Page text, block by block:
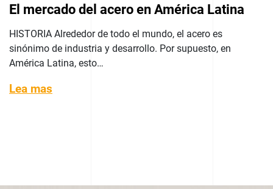
El mercado del acero en América Latina
HISTORIA Alrededor de todo el mundo, el acero es
sinónimo de industria y desarrollo. Por supuesto, en
América Latina, esto…
Lea mas